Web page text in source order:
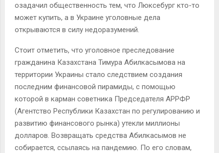
озадачил общественность тем, что Люксебург кто-то
может купить, а в Украине уголовные дела
открываются в силу недоразумений.
Стоит отметить, что уголовное преследование
гражданина Казахстана Тимура Абилкасымова на
территории Украины стало следствием создания
последним финансовой пирамиды, с помощью
которой в карман советника Председателя АРРФР
(Агентство Республики Казахстан по регулированию и
развитию финансового рынка) утекли миллионы
долларов. Возвращать средства Абилкасымов не
собирается, ссылаясь на пандемию. По его словам,